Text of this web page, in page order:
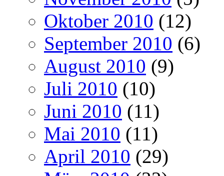
Oktober 2010 (12)
September 2010 (6)
August 2010 (9)
Juli 2010 (10)
Juni 2010 (11)
Mai 2010 (11)
April 2010 (29)